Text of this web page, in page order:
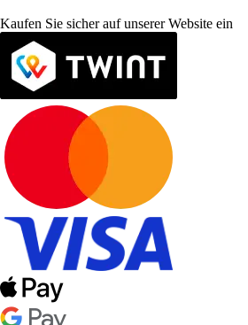
Kaufen Sie sicher auf unserer Website ein